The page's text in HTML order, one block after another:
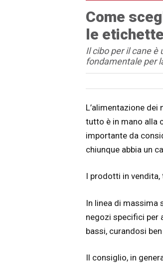
Come
le etichette
Il cibo per il cane
fondamentale per
Articolo
Testo articolo principale
L’alimentazione
tutto è in mano alla
importante da
chiunque abbia un
I prodotti in
In linea di massima
negozi specifici per
bassi, curandosi
Il consiglio, in